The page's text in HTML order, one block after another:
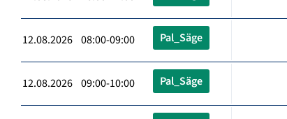
12.08.2026 08:00-09:00 Pal_Säge
12.08.2026 09:00-10:00 Pal_Säge